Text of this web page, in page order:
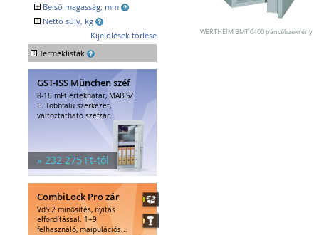
Kiegészítők széfhez
Trezorok
+ Belső magasság, mm
+ Nettó súly, kg
Kijelölések törlése
+ Terméklisták
GST-ISS München széf
8-16 mFt értékhatár, MABISZ
E. Többfalú szerkezet,
változtatható széfzár.
» 232 275 Ft-tól
CombiLock Pro zár
VdS 2 minősítés, nyitás
elfordítással. 1+9
felhasználó, maipulációs...
WERTHEIM BMT 0400 páncélszekrény